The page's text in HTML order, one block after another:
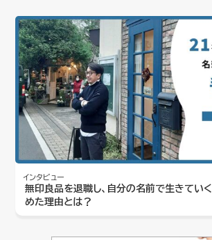
インタビュー
無印良品を退職し、自分の名前で生きてい
めた理由とは？